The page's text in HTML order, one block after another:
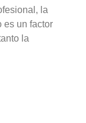
la
es un factor
la